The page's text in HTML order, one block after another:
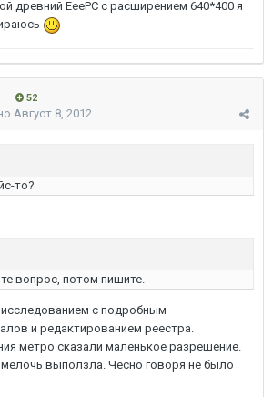
древний EeePC с расширением 640*400 я
52
Август 8, 2012
то?
вопрос, потом пишите.
с подробным
и редактированием реестра.
метро сказали маленькое разрешение.
выползла. Чесно говоря не было